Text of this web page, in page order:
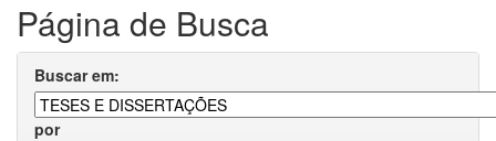
Página de Busca
Buscar em:
por